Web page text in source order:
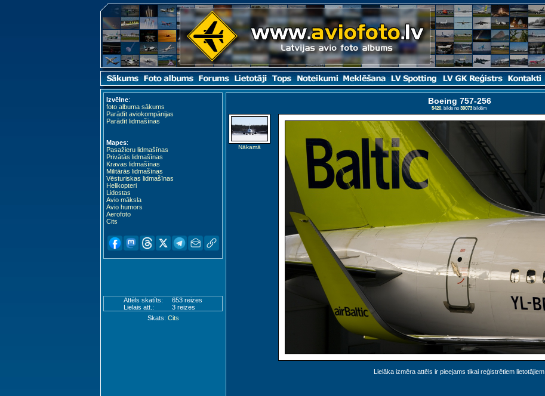
Izvēlne:
foto albuma sākums
Parādīt aviokompānijas
Parādīt lidmašīnas
Mapes:
Pasažieru lidmašīnas
Privātās lidmašīnas
Kravas lidmašīnas
Militārās lidmašīnas
Vēsturiskas lidmašīnas
Helikopteri
Lidostas
Avio māksla
Avio humors
Aerofoto
Cits
Attēls skatīts:
653 reizes
Lielais att.:
3 reizes
Skats: Cits
Boeing 757-256
5420. bilde no 39073 bildēm
Nākamā
Lielāka izmēra attēls ir pieejams tikai reģistrētiem lietotājiem.